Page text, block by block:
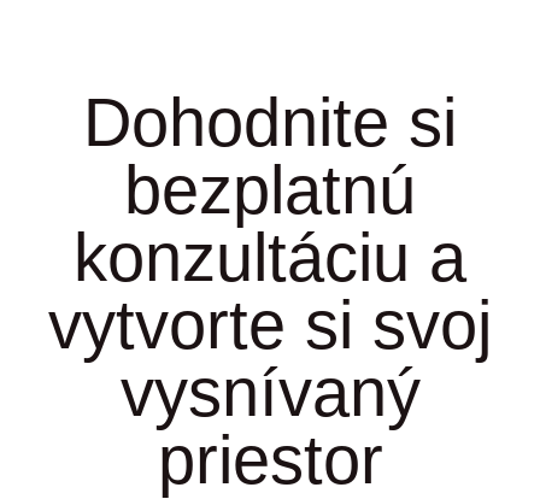
Dohodnite si
bezplatnú
konzultáciu a
vytvorte si svoj
vysnívaný
priestor